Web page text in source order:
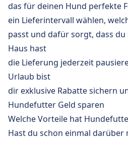
das für deinen Hund perfekte
ein Lieferintervall wählen,
passt und dafür sorgt, dass
Haus hast
die Lieferung jederzeit
Urlaub bist
dir exklusive Rabatte sichern
Hundefutter Geld sparen
Welche Vorteile hat
Hast du schon einmal darüber